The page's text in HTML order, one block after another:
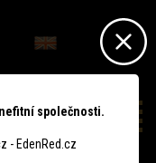
společnosti.
- EdenRed.cz